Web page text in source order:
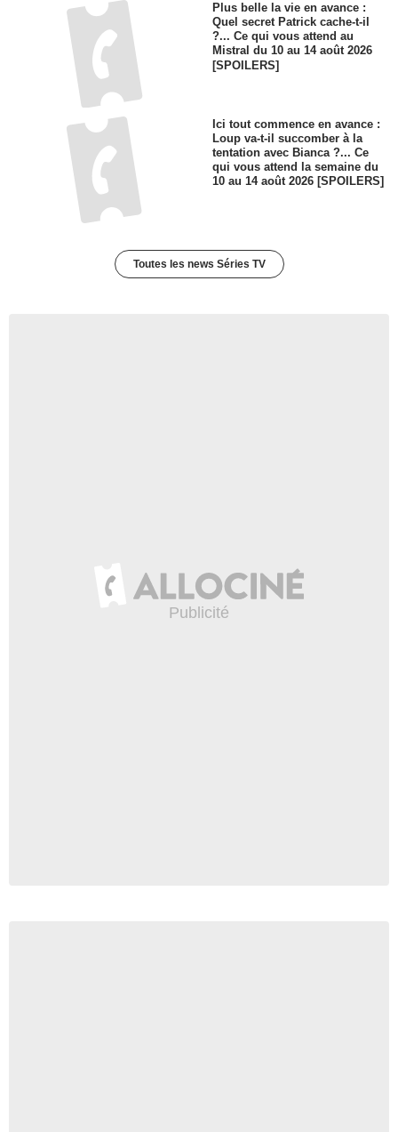
Plus belle la vie en avance :
Quel secret Patrick cache-t-il
?... Ce qui vous attend au
Mistral du 10 au 14 août 2026
[SPOILERS]
Ici tout commence en avance :
Loup va-t-il succomber à la
tentation avec Bianca ?... Ce
qui vous attend la semaine du
10 au 14 août 2026 [SPOILERS]
Toutes les news Séries TV